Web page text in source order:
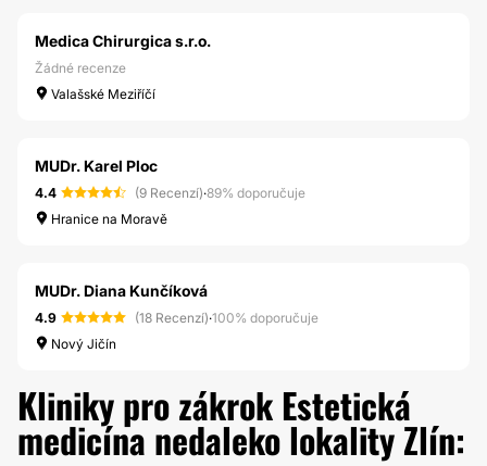
Medica Chirurgica s.r.o.
Žádné recenze
Valašské Meziříčí
MUDr. Karel Ploc
4.4 (9 Recenzí)·89% doporučuje
Hranice na Moravě
MUDr. Diana Kunčíková
4.9 (18 Recenzí)·100% doporučuje
Nový Jičín
Kliniky pro zákrok Estetická
medicína nedaleko lokality Zlín: